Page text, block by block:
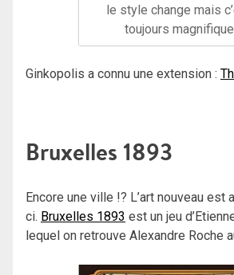
le style change mais
toujours magnifique
Ginkopolis a connu une extension :
Bruxelles 1893
Encore une ville !? L’art nouveau
ci. Bruxelles 1893 est un jeu
lequel on retrouve Alexandre Roche